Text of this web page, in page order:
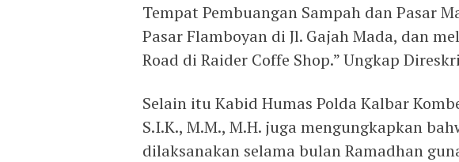
Tempat Pembuangan Sampah dan Pasar
Pasar Flamboyan di Jl. Gajah Mada, dan
Road di Raider Coffe Shop.” Ungkap
Selain itu Kabid Humas Polda Kalbar
S.I.K., M.M., M.H. juga mengungkapkan
dilaksanakan selama bulan Ramadhan